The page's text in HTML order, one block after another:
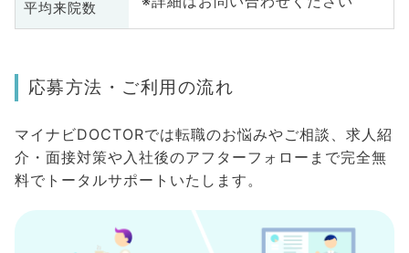
平均来院数
応募方法・ご利用の流れ
マイナビDOCTORでは転職のお悩みやご相談、求人紹
介・面接対策や入社後のアフターフォローまで完全無
料でトータルサポートいたします。